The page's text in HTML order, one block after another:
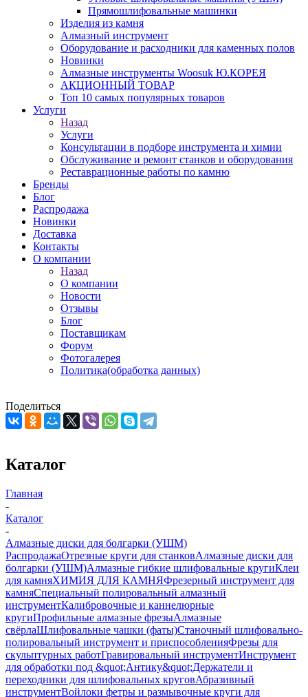
Прямошлифовальные машинки
Изделия из камня
Алмазный инструмент
Оборудование и расходники для каменных полов
Новинки
Алмазные инструменты Woosuk Ю.КОРЕЯ
АКЦИОННЫЙ ТОВАР
Топ 10 самых популярных товаров
Услуги
Назад
Услуги
Консультации в подборе инструмента и химии
Обслуживание и ремонт станков и оборудования
Реставрационные работы по камню
Бренды
Блог
Распродажа
Новинки
Доставка
Контакты
О компании
Назад
О компании
Новости
Отзывы
Блог
Поставщикам
Форум
Фотогалерея
Политика(обработка данных)
Поделиться
Каталог
Главная
-
Каталог
-
Алмазные диски для болгарки (УШМ)
РаспродажаОтрезные круги для станковАлмазные диски для
болгарки (УШМ)Алмазные гибкие шлифовальные кругиКлеи
для камняХИМИЯ ДЛЯ КАМНЯФрезерный инструмент для
камняСпециальный полировальный алмазный
инструментКалибровочные и каннелюрные
кругиПрофильные алмазные фрезыАлмазные
свёрлаШлифовальные чашки (фаты)Станочный шлифовально-
полировальный инструмент и приспособленияФрезы для
скульптурных работГравировальный инструментИнструмент
для обработки под &quot;Антику&quot;Держатели и
переходники для шлифовальных круговАбразивный
инструментВойлоки фетры и размывочные круги для